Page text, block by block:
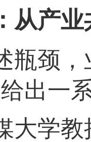
从产
瓶颈
出一
大学